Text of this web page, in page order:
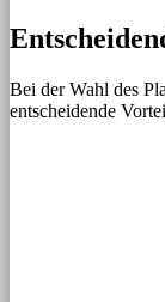
Bei der Wahl des
entscheidende